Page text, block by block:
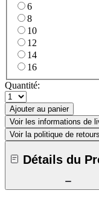
6
8
10
12
14
16
Quantité:
Ajouter au panier
Voir les informations de
Voir la politique de
Détails du